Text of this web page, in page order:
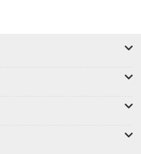
解決。
得問話，絕對無法做好人際
更多同事的好評和肯定，
屬的支持，任務交辦都能
，人脈豐沛做起任何事都